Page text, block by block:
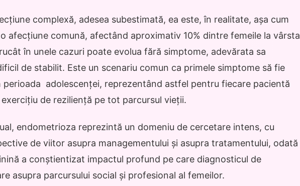
complexă, adesea subestimată, ea este, în realitate, așa cum
afecțiune comună, afectând aproximativ 10% dintre femeile la vârsta
în unele cazuri poate evolua fără simptome, adevărata sa
de stabilit. Este un scenariu comun ca primele simptome să fie
perioada adolescenței, reprezentând astfel pentru fiecare pacientă
de reziliență pe tot parcursul vieții.
endometrioza reprezintă un domeniu de cercetare intens, cu
de viitor asupra managementului și asupra tratamentului, odată
a conștientizat impactul profund pe care diagnosticul de
asupra parcursului social și profesional al femeilor.